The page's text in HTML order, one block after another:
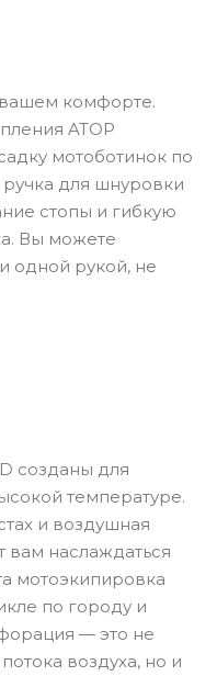
вашем комфорте.
ATOP
мотоботинок по
ручка для шнуровки
стопы и гибкую
Вы можете
одной рукой, не
созданы для
температуре.
и ​​воздушная
вам наслаждаться
мотоэкипировка
по городу и
— это не
воздуха, но и